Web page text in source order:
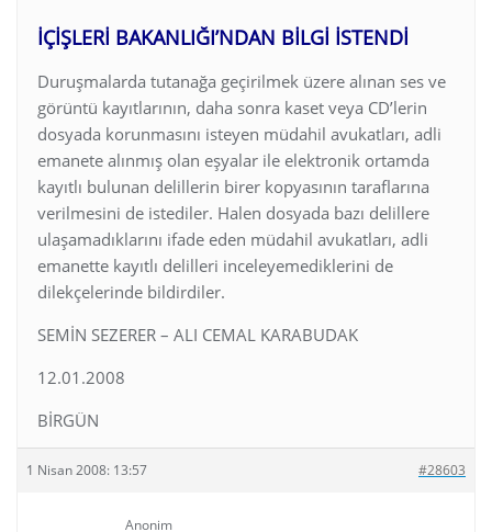
İÇİŞLERİ BAKANLIĞI’NDAN BİLGİ İSTENDİ
Duruşmalarda tutanağa geçirilmek üzere alınan ses ve
görüntü kayıtlarının, daha sonra kaset veya CD’lerin
dosyada korunmasını isteyen müdahil avukatları, adli
emanete alınmış olan eşyalar ile elektronik ortamda
kayıtlı bulunan delillerin birer kopyasının taraflarına
verilmesini de istediler. Halen dosyada bazı delillere
ulaşamadıklarını ifade eden müdahil avukatları, adli
emanette kayıtlı delilleri inceleyemediklerini de
dilekçelerinde bildirdiler.
SEMİN SEZERER – ALI CEMAL KARABUDAK
12.01.2008
BİRGÜN
1 Nisan 2008: 13:57 #28603
Anonim